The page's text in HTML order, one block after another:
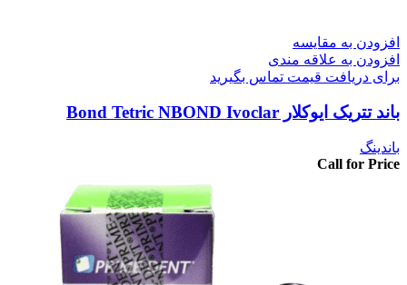
افزودن به مقایسه
افزودن به علاقه مندی
برای دریافت قیمت تماس بگیرید
باند تتریک ایوکلار Bond Tetric NBOND Ivoclar
باندینگ
Call for Price